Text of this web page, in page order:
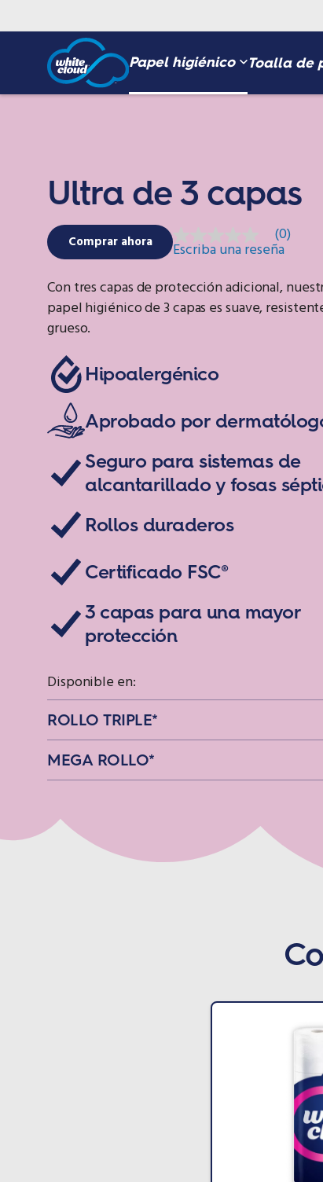
al
contenido
principal
Papel higiénico Toalla de
Ultra de 3 capas
Comprar ahora Sin
puntuación
en
la
misma
página.
(0)
Escriba una reseña
Con tres capas de protección adicional,
papel higiénico de 3 capas es suave,
grueso.
Hipoalergénico
Aprobado por
Seguro para sistemas de
alcantarillado y fosas
Rollos duraderos
Certificado FSC®
3 capas para una mayor
protección
Disponible en:
ROLLO TRIPLE*
MEGA ROLLO*